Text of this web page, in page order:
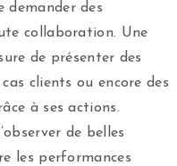
demander des
collaboration. Une
de présenter des
clients ou encore des
à ses actions.
de belles
les performances